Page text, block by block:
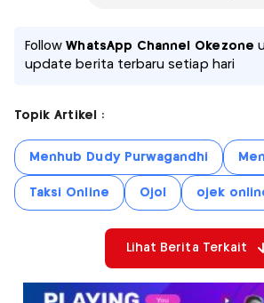
FollowWhatsApp Channel Okezone
update berita terbaru setiap hari
Topik Artikel :
Menhub Dudy Purwagandhi
Taksi Online Ojol ojek
Lihat Berita Terkait